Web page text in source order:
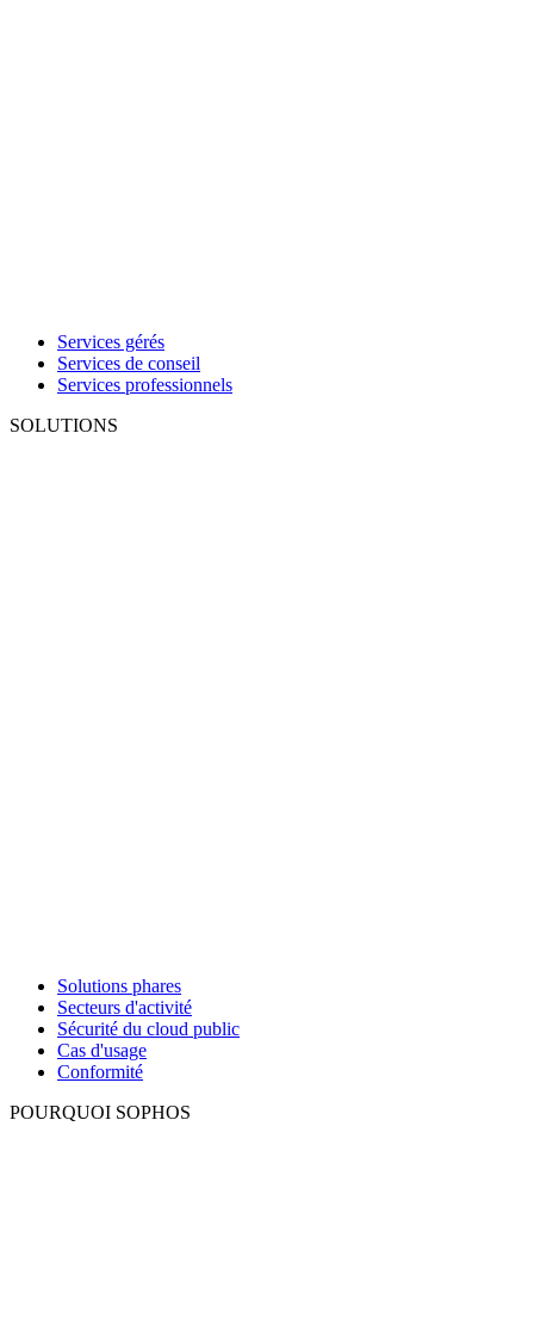
Services gérés
Services de conseil
Services professionnels
SOLUTIONS
Solutions phares
Secteurs d'activité
Sécurité du cloud public
Cas d'usage
Conformité
POURQUOI SOPHOS